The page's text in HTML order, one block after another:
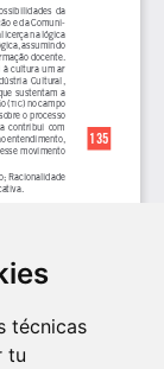
técnicas
tu